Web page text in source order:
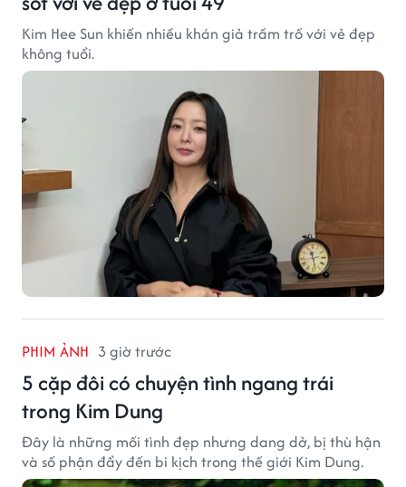
Kim Hee Sun khiến nhiều khán giả trầm trồ với vẻ đẹp
không tuổi.
PHIM ẢNH 3 giờ trước
5 cặp đôi có chuyện tình ngang trái
trong Kim Dung
Đây là những mối tình đẹp nhưng dang dở, bị thù hận
và số phận đẩy đến bi kịch trong thế giới Kim Dung.